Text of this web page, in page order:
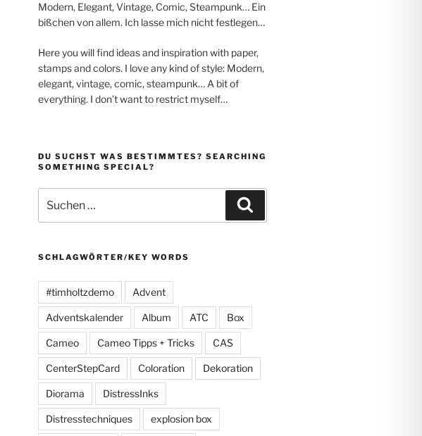
Modern, Elegant, Vintage, Comic, Steampunk… Ein
bißchen von allem. Ich lasse mich nicht festlegen…
Here you will find ideas and inspiration with paper,
stamps and colors. I love any kind of style: Modern,
elegant, vintage, comic, steampunk… A bit of
everything. I don’t want to restrict myself…
DU SUCHST WAS BESTIMMTES? SEARCHING
SOMETHING SPECIAL?
nach:
SCHLAGWÖRTER/KEY WORDS
#timholtzdemo Advent
Adventskalender Album ATC Box
Cameo Cameo Tipps + Tricks CAS
CenterStepCard Coloration Dekoration
Diorama DistressInks
Distresstechniques explosion box